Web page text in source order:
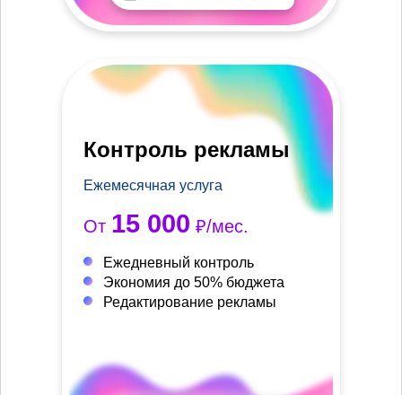
Контроль рекламы
Ежемесячная услуга
От 15 000 ₽/мес.
Ежедневный контроль
Экономия до 50% бюджета
Редактирование рекламы